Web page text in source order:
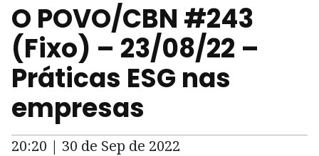
O POVO/CBN #243
(Fixo) – 23/08/22 –
Práticas ESG nas
empresas
20:20 | 30 de Sep de 2022